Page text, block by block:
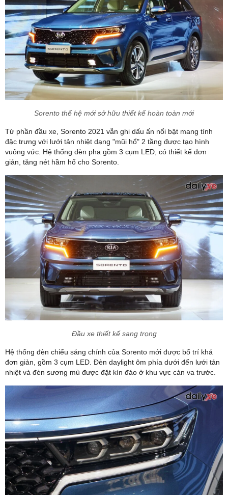
Sorento thế hệ mới sở hữu thiết kế hoàn toàn mới
Từ phần đầu xe, Sorento 2021 vẫn ghi dấu ấn nổi bật mang tính
đặc trưng với lưới tản nhiệt dạng "mũi hổ" 2 tầng được tạo hình
vuông vức. Hệ thống đèn pha gồm 3 cụm LED, có thiết kế đơn
giản, tăng nét hầm hố cho Sorento.
Đầu xe thiết kế sang trọng
Hệ thống đèn chiếu sáng chính của Sorento mới được bố trí khá
đơn giản, gồm 3 cụm LED. Đèn daylight ôm phía dưới đến lưới tản
nhiệt và đèn sương mù được đặt kín đáo ở khu vực cản va trước.